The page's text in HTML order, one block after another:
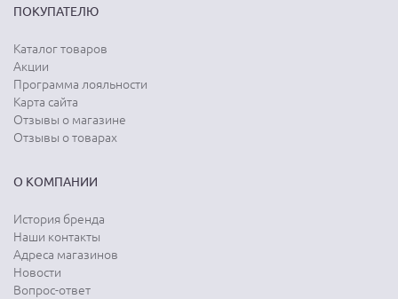
ПОКУПАТЕЛЮ
Каталог товаров
Акции
Программа лояльности
Карта сайта
Отзывы о магазине
Отзывы о товарах
О КОМПАНИИ
История бренда
Наши контакты
Адреса магазинов
Новости
Вопрос-ответ